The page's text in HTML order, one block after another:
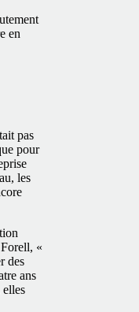
en
pas
pour
les
«
des
ans
elles